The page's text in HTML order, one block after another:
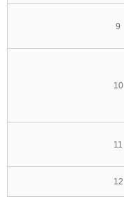
9
10
11
12